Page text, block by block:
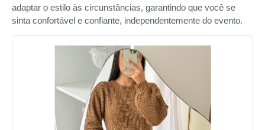
adaptar o estilo às circunstâncias, garantindo que você se
sinta confortável e confiante, independentemente do evento.